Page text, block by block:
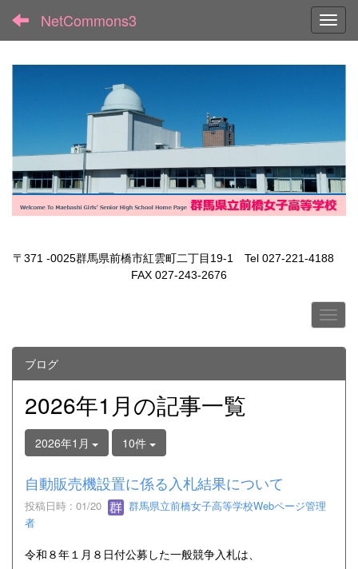
NetCommons3
〒371 -0025群馬県前橋市紅雲町二丁目19-1 Tel 027-221-4188
FAX 027-243-2676
ブログ
2026年1月の記事一覧
2026年1月 10件
自動販売機設置に係る入札結果について
投稿日時 : 01/20
群馬県立前橋女子高等学校Webページ管理
者
令和８年１月８日付公募した一般競争入札は、